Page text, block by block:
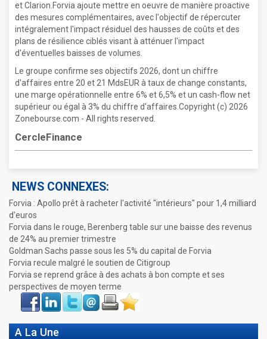
et Clarion.Forvia ajoute mettre en oeuvre de manière proactive
des mesures complémentaires, avec l'objectif de répercuter
intégralement l'impact résiduel des hausses de coûts et des
plans de résilience ciblés visant à atténuer l'impact
d'éventuelles baisses de volumes.
Le groupe confirme ses objectifs 2026, dont un chiffre
d'affaires entre 20 et 21 MdsEUR à taux de change constants,
une marge opérationnelle entre 6% et 6,5% et un cash-flow net
supérieur ou égal à 3% du chiffre d'affaires.Copyright (c) 2026
Zonebourse.com - All rights reserved.
CercleFinance
NEWS CONNEXES:
Forvia : Apollo prêt à racheter l'activité "intérieurs" pour 1,4 milliard
d'euros
Forvia dans le rouge, Berenberg table sur une baisse des revenus
de 24% au premier trimestre
Goldman Sachs passe sous les 5% du capital de Forvia
Forvia recule malgré le soutien de Citigroup
Forvia se reprend grâce à des achats à bon compte et ses
perspectives de moyen terme
Face
book
LinkIn Twitter Envoyer ImprimerFavoris
A La Une